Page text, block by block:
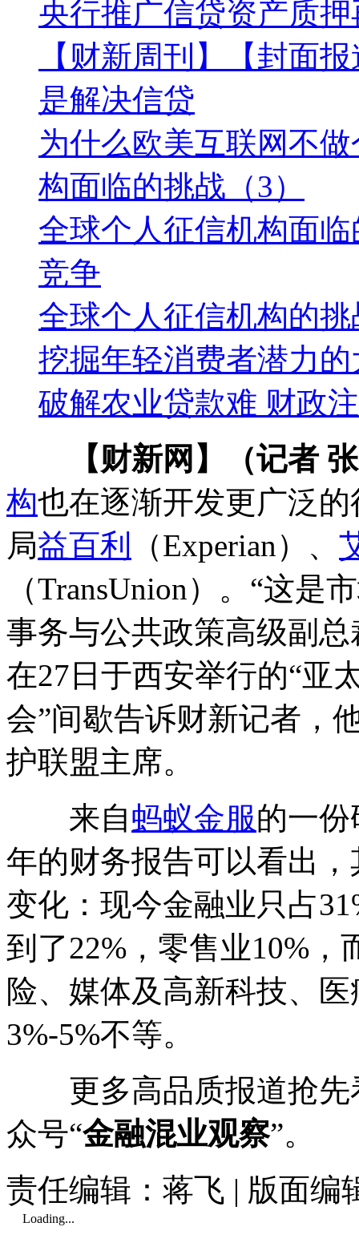
央行推广信贷资产质
【财新周刊】【封面
是解决信贷
为什么欧美互联网不
构面临的挑战（3）
全球个人征信机构面
竞争
全球个人征信机构的
挖掘年轻消费者潜力
破解农业贷款难 财政
【财新网】（记者
构也在逐渐开发更广泛
局益百利 （Experian）、
（TransUnion）。“这是
事务与公共政策高级副
在27日于西安举行的“亚
会”间歇告诉财新记者，
护联盟主席。
来自蚂蚁金服的一
年的财务报告可以看出
变化：现今金融业只占
到了22%，零售业10%
险、媒体及高新科技、
3%-5%不等。
更多高品质报道抢先
众号“金融混业观察”。
责任编辑：蒋飞 | 版面编
Loading...